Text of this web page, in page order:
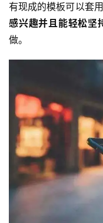
首
有现成的模板可以套
感兴趣并且能轻松坚
做。